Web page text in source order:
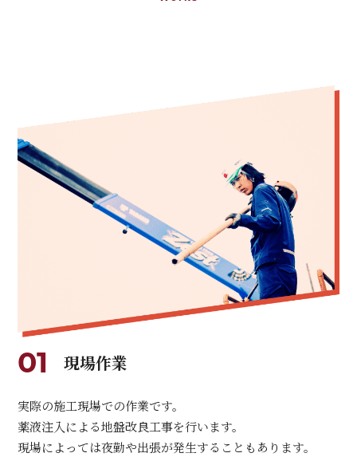
01 現場作業
実際の施工現場での作業です。
薬液注入による地盤改良工事を行います。
現場によっては夜勤や出張が発生することもあります。